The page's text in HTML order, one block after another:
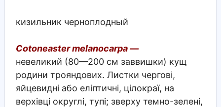
кизильник черноплодный
Cotoneaster melanocarpa —
невеликий (80—200 см заввишки) кущ
родини трояндових. Листки чергові,
яйцевидні або еліптичні, цілокраї, на
верхівці округлі, тупі; зверху темно-зелені,